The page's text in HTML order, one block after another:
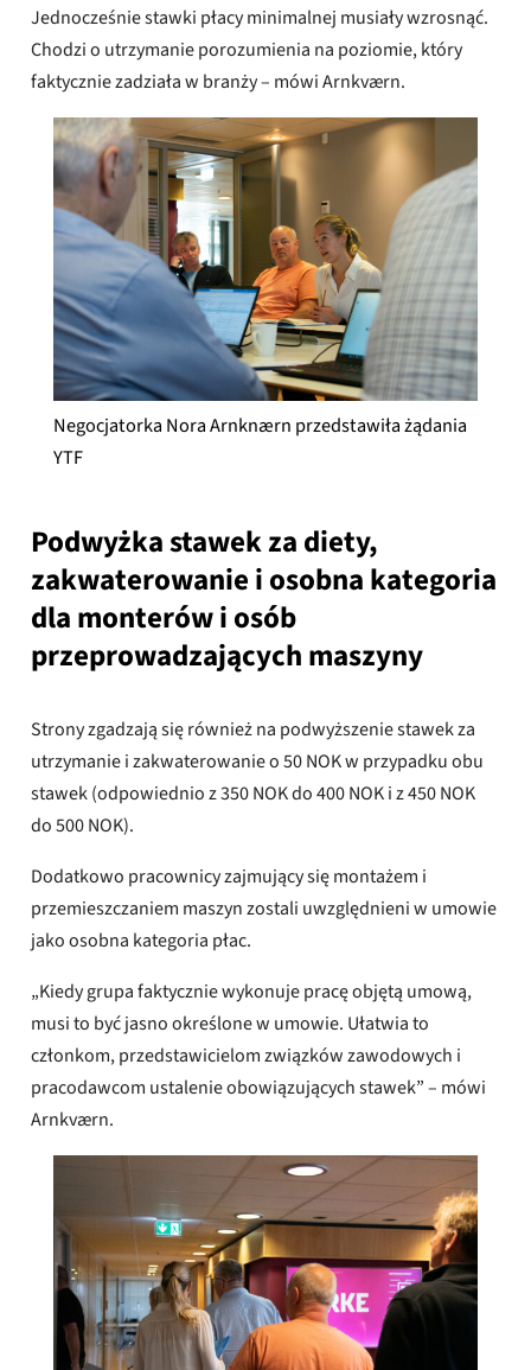
Jednocześnie stawki płacy minimalnej musiały wzrosnąć.
Chodzi o utrzymanie porozumienia na poziomie, który
faktycznie zadziała w branży – mówi Arnkværn.
Negocjatorka Nora Arnknærn przedstawiła żądania
YTF
Podwyżka stawek za diety,
zakwaterowanie i osobna kategoria
dla monterów i osób
przeprowadzających maszyny
Strony zgadzają się również na podwyższenie stawek za
utrzymanie i zakwaterowanie o 50 NOK w przypadku obu
stawek (odpowiednio z 350 NOK do 400 NOK i z 450 NOK
do 500 NOK).
Dodatkowo pracownicy zajmujący się montażem i
przemieszczaniem maszyn zostali uwzględnieni w umowie
jako osobna kategoria płac.
„Kiedy grupa faktycznie wykonuje pracę objętą umową,
musi to być jasno określone w umowie. Ułatwia to
członkom, przedstawicielom związków zawodowych i
pracodawcom ustalenie obowiązujących stawek” – mówi
Arnkværn.